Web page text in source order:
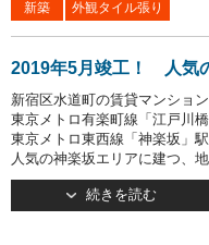
新築 外観タイル張り
2019年5月竣工！ 人気
新宿区水道町の賃貸マンショ
東京メトロ有楽町線「江戸川橋
東京メトロ東西線「神楽坂」駅
人気の神楽坂エリアに建つ、
落ち着いた色合いの外観、和
ど、街並みに溶け込むデザイン
続きを読む